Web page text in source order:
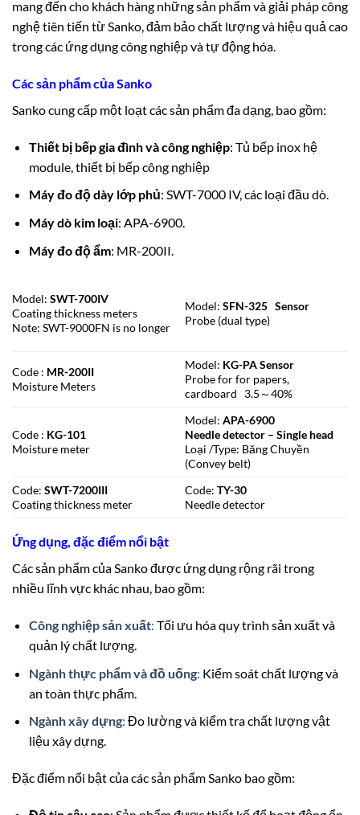
mang đến cho khách hàng những sản phẩm và giải pháp công
nghệ tiên tiến từ Sanko, đảm bảo chất lượng và hiệu quả cao
trong các ứng dụng công nghiệp và tự động hóa.
Các sản phẩm của Sanko
Sanko cung cấp một loạt các sản phẩm đa dạng, bao gồm:
Thiết bị bếp gia đình và công nghiệp: Tủ bếp inox hệ
module, thiết bị bếp công nghiệp
Máy đo độ dày lớp phủ: SWT-7000 IV, các loại đầu dò.
Máy dò kim loại: APA-6900.
Máy đo độ ẩm: MR-200II.
Model: SWT-700IV
Coating thickness meters
Note: SWT-9000FN is no longer
Model:SFN-325 Sensor
Probe (dual type)
Code : MR-200II
Moisture Meters
Model: KG-PA Sensor
Probe for for papers,
cardboard 3.5～40%
Code : KG-101
Moisture meter
Model:APA-6900
Needle detector – Single head
Loại /Type: Băng Chuyền
(Convey belt)
Code: SWT-7200III
Coating thickness meter
Code:TY-30
Needle detector
Ứng dụng, đặc điểm nổi bật
Các sản phẩm của Sanko được ứng dụng rộng rãi trong
nhiều lĩnh vực khác nhau, bao gồm:
Công nghiệp sản xuất: Tối ưu hóa quy trình sản xuất và
quản lý chất lượng.
Ngành thực phẩm và đồ uống: Kiểm soát chất lượng và
an toàn thực phẩm.
Ngành xây dựng: Đo lường và kiểm tra chất lượng vật
liệu xây dựng.
Đặc điểm nổi bật của các sản phẩm Sanko bao gồm: